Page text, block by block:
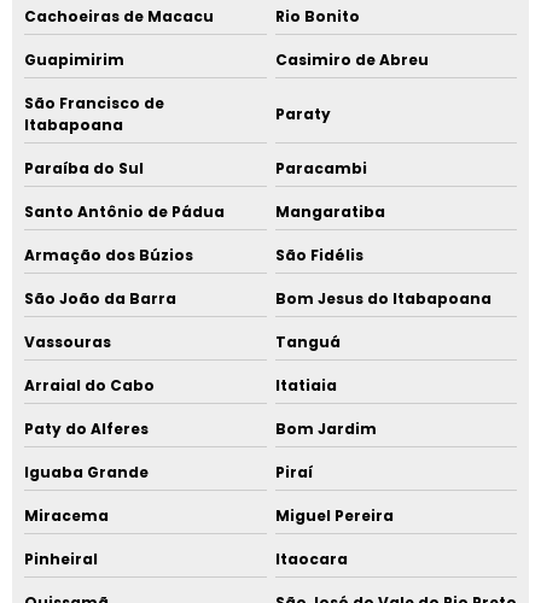
Cachoeiras de Macacu Rio Bonito
Guapimirim Casimiro de Abreu
São Francisco de
Itabapoana
Paraty
Paraíba do Sul Paracambi
Santo Antônio de Pádua Mangaratiba
Armação dos Búzios São Fidélis
São João da Barra Bom Jesus do Itabapoana
Vassouras Tanguá
Arraial do Cabo Itatiaia
Paty do Alferes Bom Jardim
Iguaba Grande Piraí
Miracema Miguel Pereira
Pinheiral Itaocara